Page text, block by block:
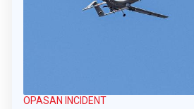
OPASAN INCIDENT